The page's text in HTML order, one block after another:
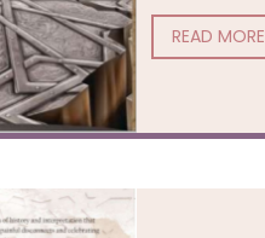
READ MORE